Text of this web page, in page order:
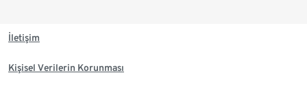
İletişim
Kişisel Verilerin Korunması